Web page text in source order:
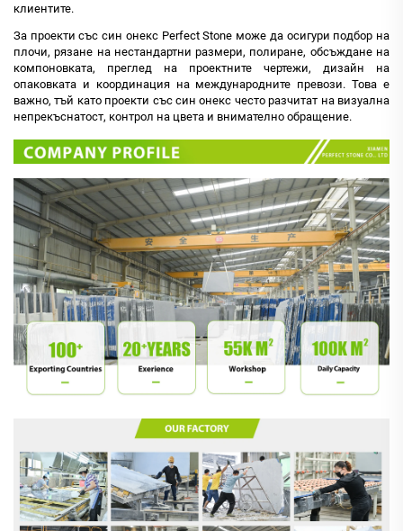
клиентите.
За проекти със син онекс Perfect Stone може да осигури подбор на
плочи, рязане на нестандартни размери, полиране, обсъждане на
компоновката, преглед на проектните чертежи, дизайн на
опаковката и координация на международните превози. Това е
важно, тъй като проекти със син онекс често разчитат на визуална
непрекъснатост, контрол на цвета и внимателно обращение.